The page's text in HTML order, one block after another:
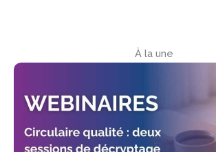
À la une